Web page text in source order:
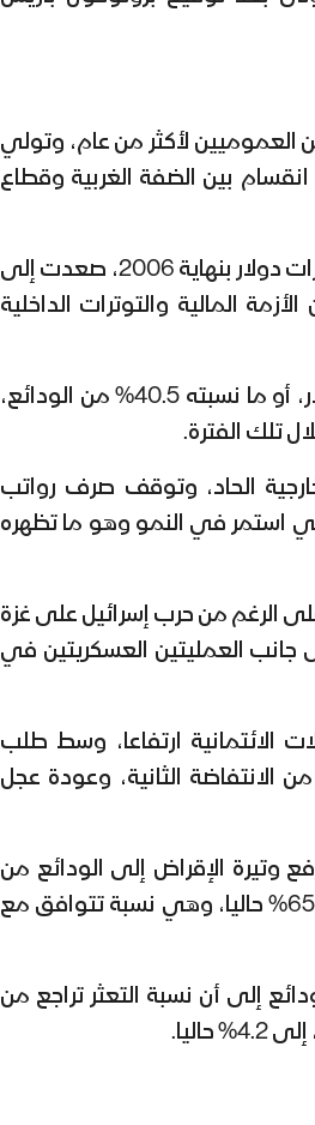
العموميين لأكثر من عام، وتولي
بين الضفة الغربية وقطاع
في تلك الفترة، بلغت ودائع العملاء 4.2 مليارات دولار بنهاية 2006، صعدت إلى
على الرغم من الأزمة المالية والتوترات الداخلية
أما الإقراض المصرفي، فقد بلغ 1.7 مليار دولار، أو ما نسبته 40.5% من الودائع،
الحاد، وتوقف صرف رواتب
استمر في النمو وهو ما تظهره
الرغم من حرب إسرائيل على غزة
عام 2012، وحرب 2014، إلى جانب العمليتين العسكريتين في
الائتمانية ارتفاعا، وسط طلب
الانتفاضة الثانية، وعودة عجل
الإقراض إلى الودائع من
متوسط 30% بحلول عام 2000 إلى أكثر من 65% حاليا، وهي نسبة تتوافق مع
إلى أن نسبة التعثر تراجع من